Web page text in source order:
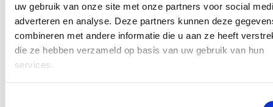
uw gebruik van onze site met onze partners voor social
adverteren en analyse. Deze partners kunnen deze
combineren met andere informatie die u aan ze heeft
die ze hebben verzameld op basis van uw gebruik van hun
services.
waarbij het management samenkomt om de koers
het komende jaar te bepalen.
Bestuursvergadering- Een formeel overleg van het
bestuur over strategie, beleid en besluitvorming.
gezamenlijk werken aan de langetermijnvisie van de